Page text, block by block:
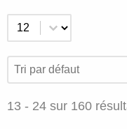
Nos
produits
de
la
catégorie
13 - 24 sur 160
Sélectionnez un
Trier par
Trier le contenu
Trier le contenu